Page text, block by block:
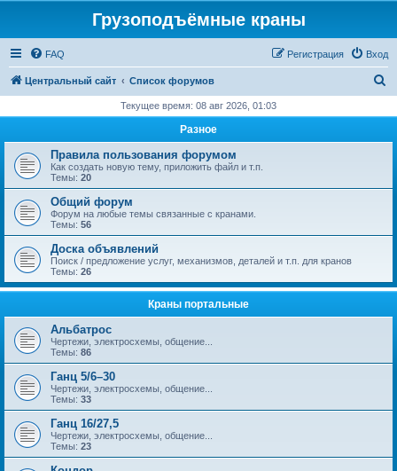
Грузоподъёмные краны
FAQ Вход
Регистрация
Центральный сайт Список форумов
с
Текущее время: 08 авг 2026, 01:03
Разное
Правила пользования форумом
Как создать новую тему, приложить файл и т.п.
Темы: 20
Общий форум
Форум на любые темы связанные с кранами.
Темы: 56
Доска объявлений
Поиск / предложение услуг, механизмов, деталей и т.п. для кранов
Темы: 26
Краны портальные
Альбатрос
Чертежи, электросхемы, общение...
Темы: 86
Ганц 5/6–30
Чертежи, электросхемы, общение...
Темы: 33
Ганц 16/27,5
Чертежи, электросхемы, общение...
Темы: 23